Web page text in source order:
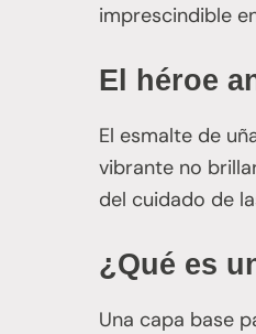
imprescindible
El héroe
El esmalte de
vibrante no
del cuidado de
¿Qué es
Una capa base